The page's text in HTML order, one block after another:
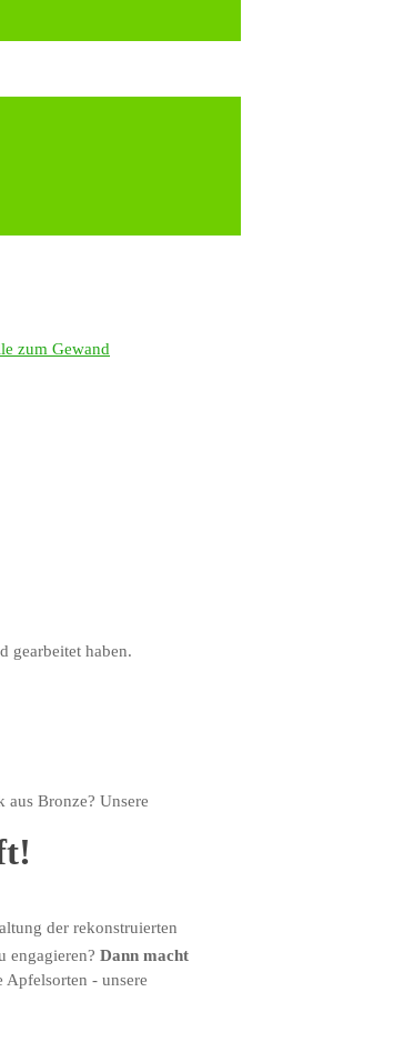
gearbeitet haben.
Bronze? Unsere
Apfelsorten - unsere
der rekonstruierten
engagieren? Dann macht